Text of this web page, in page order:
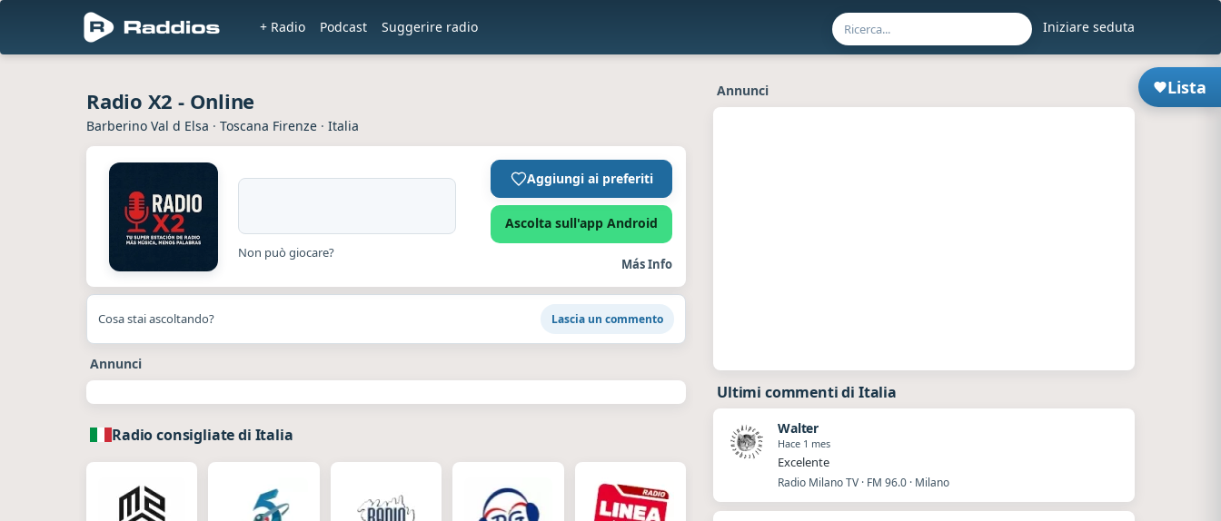
Iniziare seduta
+ Radio Podcast Suggerire radio
Lista
Radio X2 - Online
Barberino Val d Elsa · Toscana Firenze · Italia
Non può giocare?
Aggiungi ai preferiti
Ascolta sull'app Android
Más Info
Cosa stai ascoltando? Lascia un commento
Annunci
Radio consigliate di Italia
Annunci
Ultimi commenti di Italia
Walter
Hace 1 mes
Excelente
Radio Milano TV · FM 96.0 · Milano